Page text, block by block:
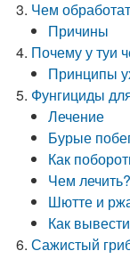
Чем
Причины
Почему у туи
Принципы
Фунгициды
Лечение
Бурые
Как
Чем лечить?
Шютте и
Как
Сажистый